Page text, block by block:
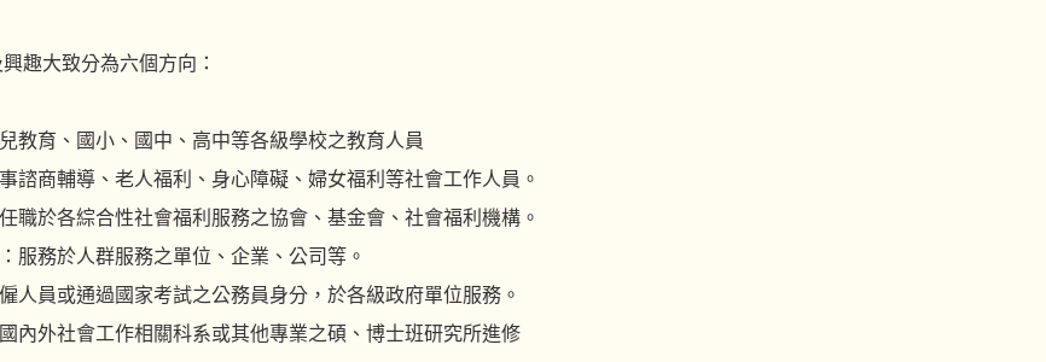
趣大致分為六個方向：
教育、國小、國中、高中等各級學校之教育人員
諮商輔導、老人福利、身心障礙、婦女福利等社會工作人員。
職於各綜合性社會福利服務之協會、基金會、社會福利機構。
服務於人群服務之單位、企業、公司等。
人員或通過國家考試之公務員身分，於各級政府單位服務。
內外社會工作相關科系或其他專業之碩、博士班研究所進修